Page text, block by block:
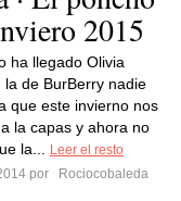
2015
ha llegado Olivia
la de BurBerry nadie
que este invierno nos
la capas y ahora no
la...
Leer el resto
por
Rociocobaleda